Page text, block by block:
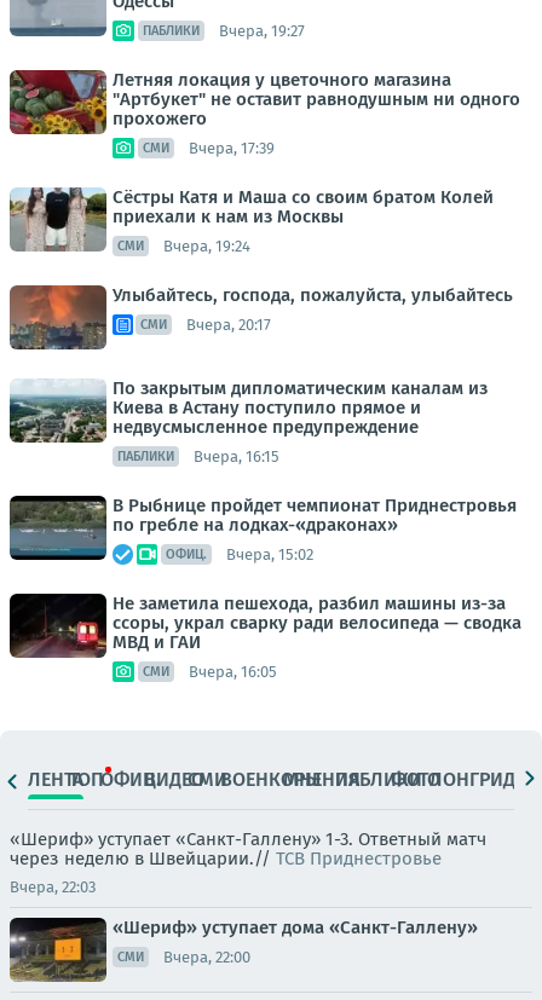
ПАБЛИКИ Вчера, 19:27
Летняя локация у цветочного магазина
"Артбукет" не оставит равнодушным ни одного
прохожего
СМИ Вчера, 17:39
Сёстры Катя и Маша со своим братом Колей
приехали к нам из Москвы
СМИ Вчера, 19:24
Улыбайтесь, господа, пожалуйста, улыбайтесь
СМИ Вчера, 20:17
По закрытым дипломатическим каналам из
Киева в Астану поступило прямое и
недвусмысленное предупреждение
ПАБЛИКИ Вчера, 16:15
В Рыбнице пройдет чемпионат Приднестровья
по гребле на лодках-«драконах»
ОФИЦ. Вчера, 15:02
Не заметила пешехода, разбил машины из-за
ссоры, украл сварку ради велосипеда — сводка
МВД и ГАИ
СМИ Вчера, 16:05
ЛЕНТАТОПОФИЦ.ВИДЕОСМИВОЕНКОРЫМНЕНИЯПАБЛИКИ
ФОТОЛОНГРИДЫ
«Шериф» уступает «Санкт-Галлену» 1-3. Ответный матч
через неделю в Швейцарии.// ТСВ Приднестровье
Вчера, 22:03
«Шериф» уступает дома «Санкт-Галлену»
СМИ Вчера, 22:00